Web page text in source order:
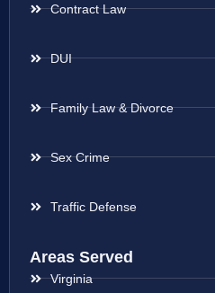
Contract Law
DUI
Family Law & Divorce
Sex Crime
Traffic Defense
Areas Served
Virginia